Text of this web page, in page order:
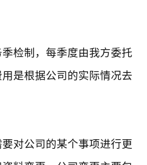
检制，每季度由我方委托
是根据公司的实际情况去
对公司的某个事项进行更